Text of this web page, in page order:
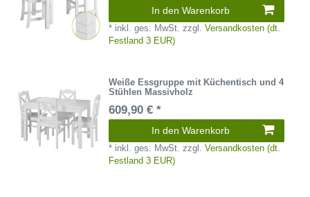
In den Warenkorb
* inkl. ges. MwSt. zzgl.Versandkosten (dt.
Festland 3 EUR)
Weiße Essgruppe mit Küchentisch und 4
Stühlen Massivholz
609,90 € *
In den Warenkorb
* inkl. ges. MwSt. zzgl.Versandkosten (dt.
Festland 3 EUR)